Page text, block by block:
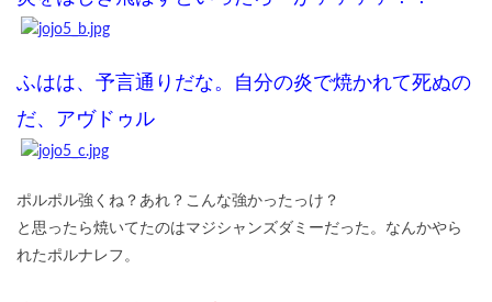
ふはは、予言通りだな。自分の炎で焼かれて死ぬの
だ、アヴドゥル
ポルポル強くね？あれ？こんな強かったっけ？
と思ったら焼いてたのはマジシャンズダミーだった。なんかやら
れたポルナレフ。